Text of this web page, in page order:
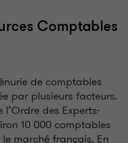
Comptables
de comptables
par plusieurs facteurs.
des Experts-
10 000 comptables
marché français. En